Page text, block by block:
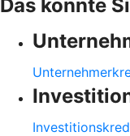
Das könnte